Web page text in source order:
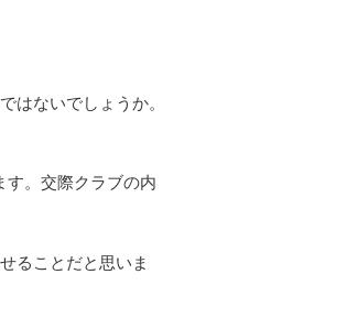
はないでしょうか。
。交際クラブの内
ることだと思いま